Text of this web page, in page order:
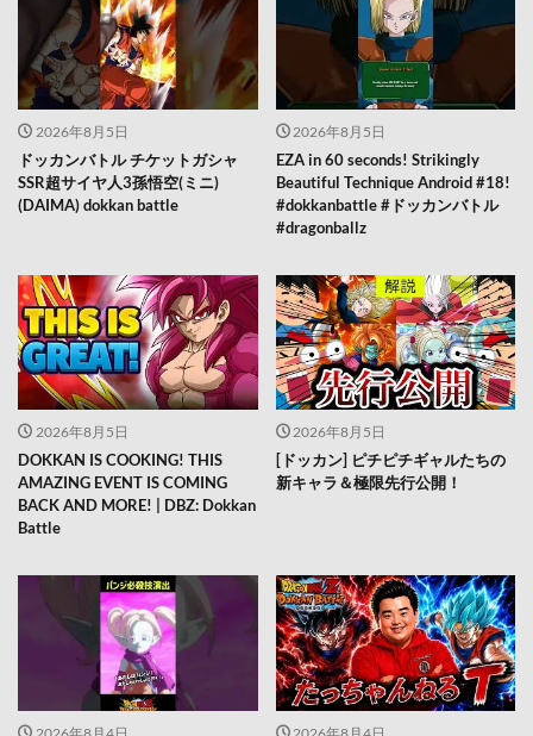
2026年8月5日
ドッカンバトル チケットガシャ
SSR超サイヤ人3孫悟空(ミニ)
(DAIMA) dokkan battle
2026年8月5日
EZA in 60 seconds! Strikingly
Beautiful Technique Android #18!
#dokkanbattle #ドッカンバトル
#dragonballz
2026年8月5日
DOKKAN IS COOKING! THIS
AMAZING EVENT IS COMING
BACK AND MORE! | DBZ: Dokkan
Battle
2026年8月5日
[ドッカン] ピチピチギャルたちの
新キャラ＆極限先行公開！